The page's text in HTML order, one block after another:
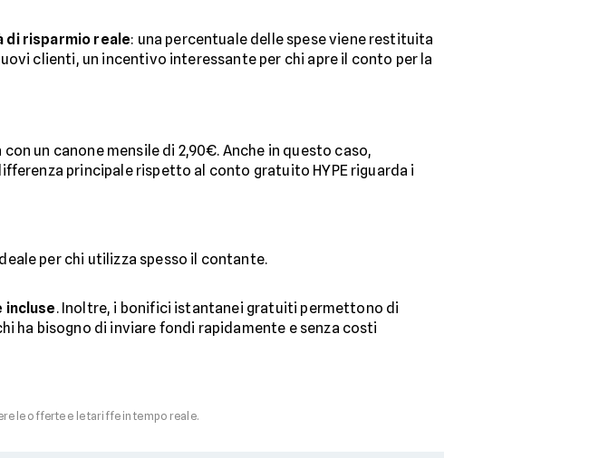
di risparmio reale: una percentuale delle spese viene restituita
clienti, un incentivo interessante per chi apre il conto per la
un canone mensile di 2,90€. Anche in questo caso,
principale rispetto al conto gratuito HYPE riguarda i
per chi utilizza spesso il contante.
incluse. Inoltre, i bonifici istantanei gratuiti permettono di
ha bisogno di inviare fondi rapidamente e senza costi
le offerte e le tariffe in tempo reale.